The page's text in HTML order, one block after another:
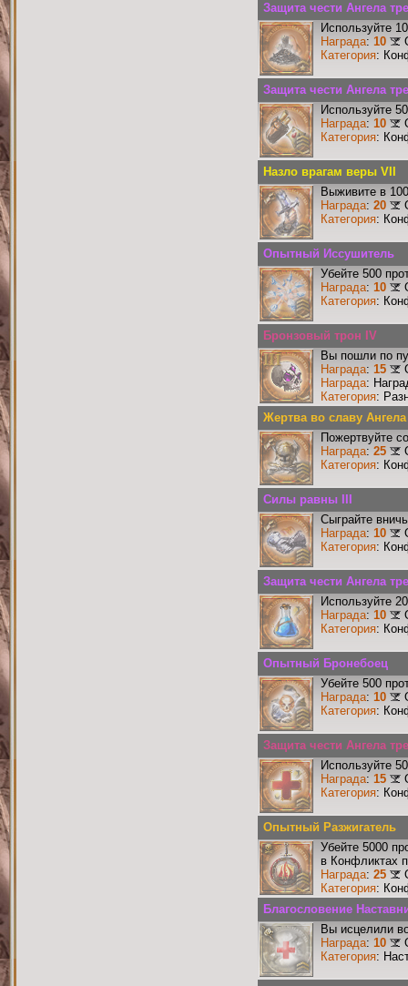
Защита чести Ангела
Используйте
Награда: 10
Категория:
Защита чести Ангела
Используйте
Награда: 10
Категория:
Назло врагам веры VII
Выживите в
Награда: 20
Категория:
Опытный Иссушитель
Убейте 500
Награда: 10
Категория:
Бронзовый трон IV
Вы пошли по
Награда: 15
Награда:
Категория:
Жертва во славу
Пожертвуйте
Награда: 25
Категория:
Силы равны III
Сыграйте
Награда: 10
Категория:
Защита чести Ангела
Используйте
Награда: 10
Категория:
Опытный Бронебоец
Убейте 500
Награда: 10
Категория:
Защита чести Ангела
Используйте
Награда: 15
Категория:
Опытный Разжигатель
Убейте 5000
в Конфликтах
Награда: 25
Категория:
Благословение
Вы исцелили
Награда: 10
Категория: